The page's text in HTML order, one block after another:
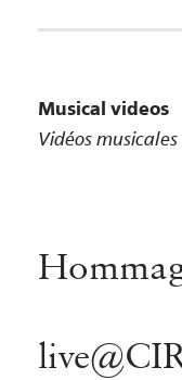
Musical videos
Vidéos musicales